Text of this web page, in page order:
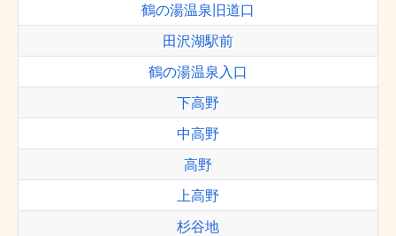
鶴の湯温泉旧道口
田沢湖駅前
鶴の湯温泉入口
下高野
中高野
高野
上高野
杉谷地